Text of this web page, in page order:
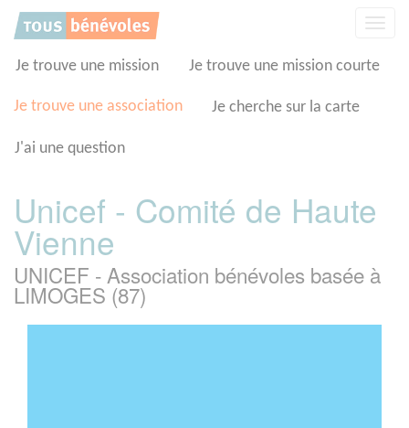
Je trouve une mission Je trouve une mission courte
Je trouve une association Je cherche sur la carte
J'ai une question
Unicef - Comité de Haute
Vienne
UNICEF - Association bénévoles basée à
LIMOGES (87)
Panneau de gestion des cookies